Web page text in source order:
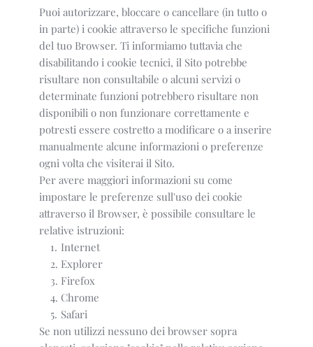
Puoi autorizzare, bloccare o cancellare (in tutto o
in parte) i cookie attraverso le specifiche funzioni
del tuo Browser. Ti informiamo tuttavia che
disabilitando i cookie tecnici, il Sito potrebbe
risultare non consultabile o alcuni servizi o
determinate funzioni potrebbero risultare non
disponibili o non funzionare correttamente e
potresti essere costretto a modificare o a inserire
manualmente alcune informazioni o preferenze
ogni volta che visiterai il Sito.
Per avere maggiori informazioni su come
impostare le preferenze sull'uso dei cookie
attraverso il Browser, è possibile consultare le
relative istruzioni:
Internet
Explorer
Firefox
Chrome
Safari
Se non utilizzi nessuno dei browser sopra